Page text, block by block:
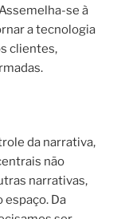
se à
a tecnologia
clientes,
da narrativa,
não
narrativas,
Da